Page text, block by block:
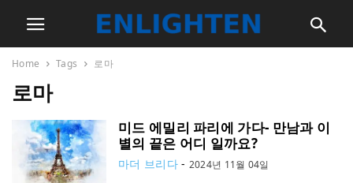
Home Tags 로마
로마
미드 에밀리 파리에 가다- 만남과 이
별의 끝은 어디 일까요?
마더 브리다 - 2024년 11월 04일